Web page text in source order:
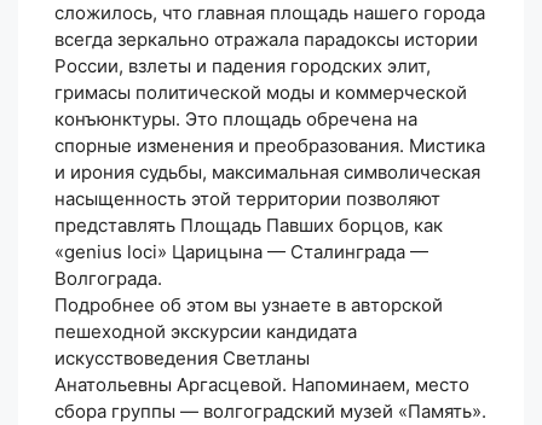
сложилось, что главная площадь нашего города
всегда зеркально отражала парадоксы истории
России, взлеты и падения городских элит,
гримасы политической моды и коммерческой
конъюнктуры. Это площадь обречена на
спорные изменения и преобразования. Мистика
и ирония судьбы, максимальная символическая
насыщенность этой территории позволяют
представлять Площадь Павших борцов, как
«genius loci» Царицына — Сталинграда —
Волгограда.
Подробнее об этом вы узнаете в авторской
пешеходной экскурсии кандидата
искусствоведения Светланы
Анатольевны Аргасцевой. Напоминаем, место
сбора группы — волгоградский музей «Память».